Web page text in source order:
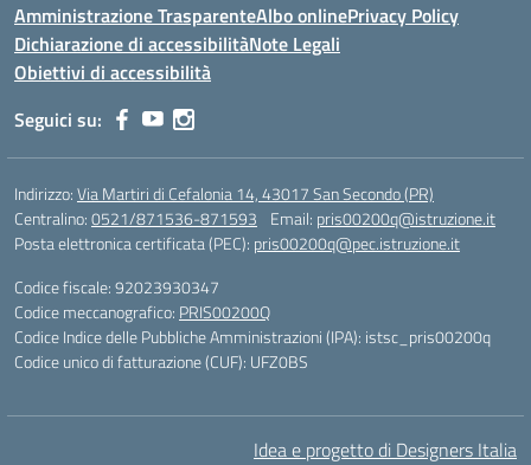
Amministrazione TrasparenteAlbo onlinePrivacy Policy
Dichiarazione di accessibilitàNote Legali
Obiettivi di accessibilità
Seguici su:
Indirizzo:Via Martiri di Cefalonia 14, 43017 San Secondo (PR)
Centralino:0521/871536-871593 Email: pris00200q@istruzione.it
Posta elettronica certificata (PEC): pris00200q@pec.istruzione.it
Codice fiscale: 92023930347
Codice meccanografico: PRIS00200Q
Codice Indice delle Pubbliche Amministrazioni (IPA): istsc_pris00200q
Codice unico di fatturazione (CUF): UFZ0BS
Idea e progetto di Designers Italia